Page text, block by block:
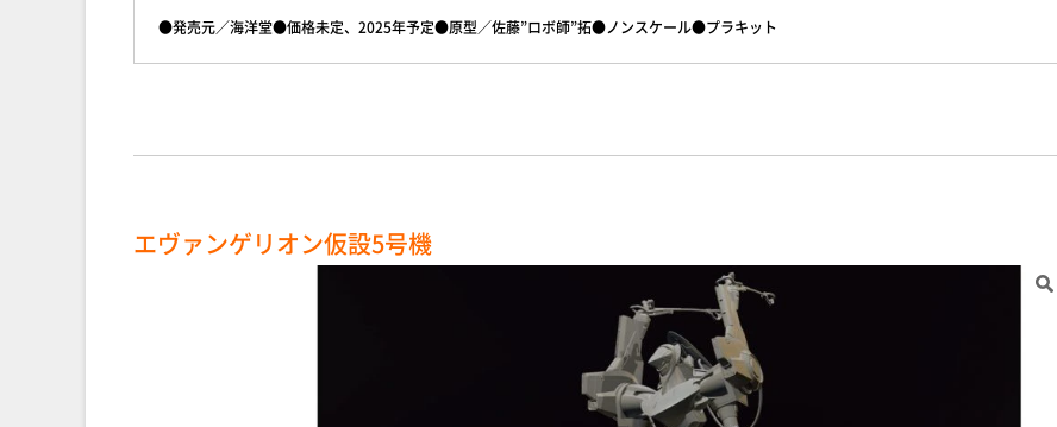
●発売元／海洋堂●価格未定、2025年予定●原型／佐藤”ロボ師”拓●ノンスケール●プラキット
エヴァンゲリオン仮設5号機